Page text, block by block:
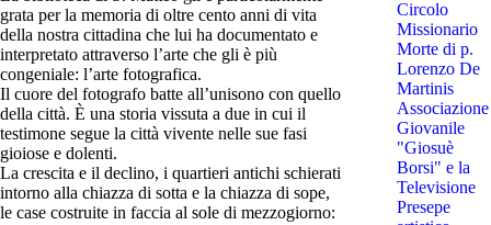
grata per la memoria di oltre cento anni di vita
della nostra cittadina che lui ha documentato e
interpretato attraverso l’arte che gli è più
congeniale: l’arte fotografica.
Il cuore del fotografo batte all’unisono con quello
della città. È una storia vissuta a due in cui il
testimone segue la città vivente nelle sue fasi
gioiose e dolenti.
La crescita e il declino, i quartieri antichi schierati
intorno alla chiazza di sotta e la chiazza di sope,
le case costruite in faccia al sole di mezzogiorno:
Circolo
Missionario
Morte di p.
Lorenzo De
Martinis
Associazione
Giovanile
"Giosuè
Borsi" e la
Televisione
Presepe